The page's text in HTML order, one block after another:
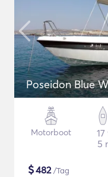
Poseidon Blue
Motorboot
5
$482/Tag